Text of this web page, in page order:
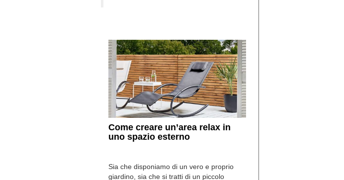
Come creare un’area relax in
uno spazio esterno
di
I
Vespri
Sia che disponiamo di un vero e proprio
giardino, sia che si tratti di un piccolo